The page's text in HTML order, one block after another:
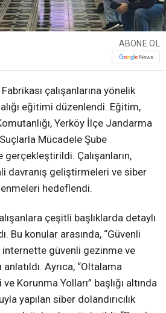
ABONE OL
çalışanlarına yönelik
eğitimi düzenlendi. Eğitim,
Yerköy İlçe Jandarma
Mücadele Şube
Çalışanların,
davranış geliştirmeleri ve siber
hedeflendi.
çeşitli başlıklarda detaylı
Bu konular arasında, “Güvenli
internette güvenli gezinme ve
Ayrıca, “Oltalama
Korunma Yolları” başlığı altında
yapılan siber dolandırıcılık